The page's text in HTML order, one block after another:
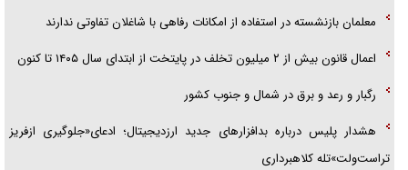
معلمان بازنشسته در استفاده از امکانات رفاهی با شاغلان تفاوتی ندارند
اعمال قانون بیش از ۲ میلیون تخلف در پایتخت از ابتدای سال ۱۴۰۵ تا کنون
رگبار و رعد و برق در شمال و جنوب کشور
هشدار پلیس درباره بدافزارهای جدید ارزدیجیتال؛ ادعای«جلوگیری ازفریز
تراست‌ولت»تله کلاهبرداری